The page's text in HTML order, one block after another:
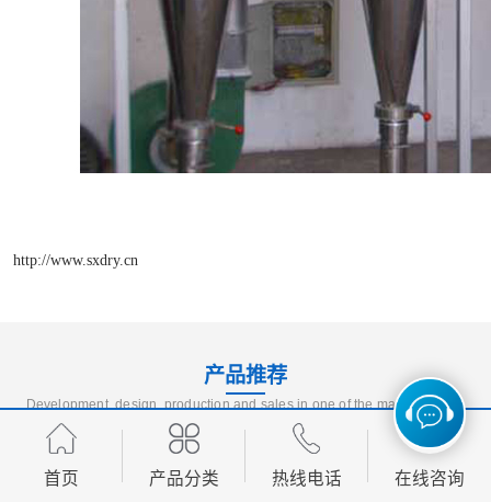
http://www.sxdry.cn
产品推荐
Development, design, production and sales in one of the manufacturing
首页 产品分类 热线电话 在线咨询